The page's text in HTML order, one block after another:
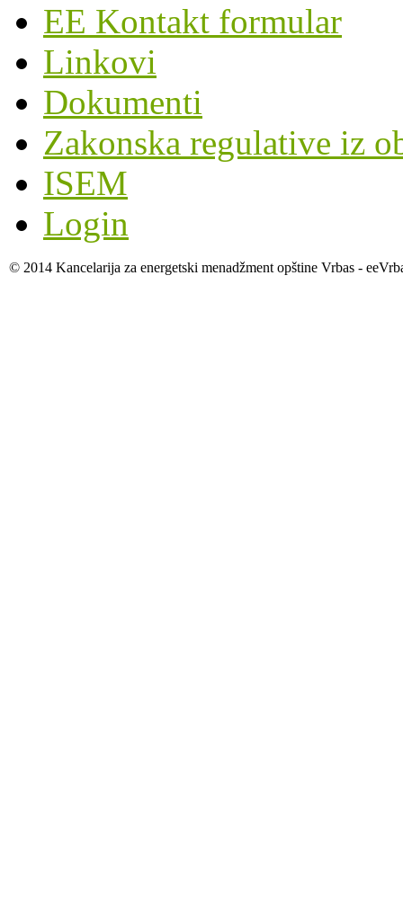
EE Kontakt formular
Linkovi
Dokumenti
Zakonska regulative iz
ISEM
Login
© 2014 Kancelarija za energetski menadžment opštine Vrbas -